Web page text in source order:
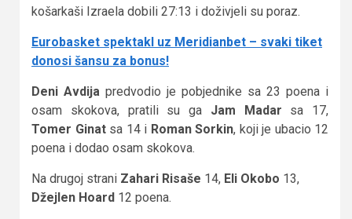
košarkaši Izraela dobili 27:13 i doživjeli su poraz.
Eurobasket spektakl uz Meridianbet – svaki tiket
donosi šansu za bonus!
Deni Avdija predvodio je pobjednike sa 23 poena i
osam skokova, pratili su ga Jam Madar sa 17,
Tomer Ginatsa 14 i Roman Sorkin, koji je ubacio 12
poena i dodao osam skokova.
Na drugoj strani Zahari Risaše 14, Eli Okobo 13,
Džejlen Hoard 12 poena.